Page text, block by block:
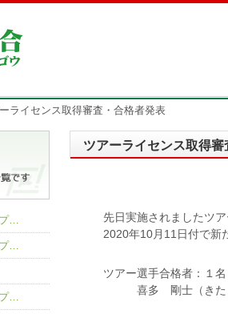
ライセンス取得審査・合格者発表
ツアーライセンス取得
先日実施されましたツ
2020年10月11日付で新
ツアー選手合格者：１名
喜多 剛士（きた
…
…
…